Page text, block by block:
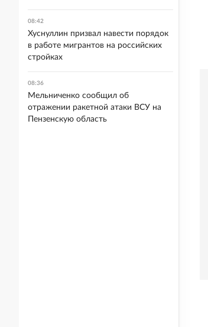
08:42
Хуснуллин призвал навести порядок
в работе мигрантов на российских
стройках
08:36
Мельниченко сообщил об
отражении ракетной атаки ВСУ на
Пензенскую область